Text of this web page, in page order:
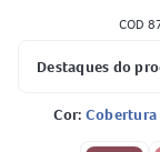
COD
Destaques do
Cor: